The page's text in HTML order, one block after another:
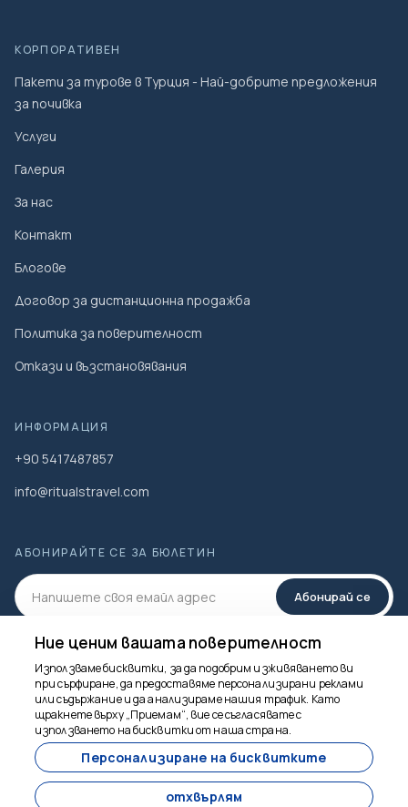
340 $
КОРПОРАТИВЕН
Пакети за турове в Турция - Най-добрите предложения
за почивка
Услуги
Галерия
За нас
Контакт
Блогове
Договор за дистанционна продажба
Политика за поверителност
Откази и възстановявания
ИНФОРМАЦИЯ
+90 5417487857
info@ritualstravel.com
АБОНИРАЙТЕ СЕ ЗА БЮЛЕТИН
Абонирай се
СОЦИАЛНА МЕДИЯ
Ние ценим вашата поверителност
Използваме бисквитки, за да подобрим изживяването ви
при сърфиране, да предоставяме персонализирани реклами
или съдържание и да анализираме нашия трафик. Като
щракнете върху „Приемам“, вие се съгласявате с
използването на бисквитки от наша страна.
Персонализиране на бисквитките
отхвърлям
Тук сме, за да
помогнем